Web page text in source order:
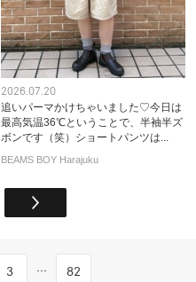
2026.07.20
追いパーマかけちゃいました♡今日は
最高気温36℃ということで、半袖半ズ
ボンです（笑）ショートパンツは...
BEAMS BOY Harajuku
3 ... 82